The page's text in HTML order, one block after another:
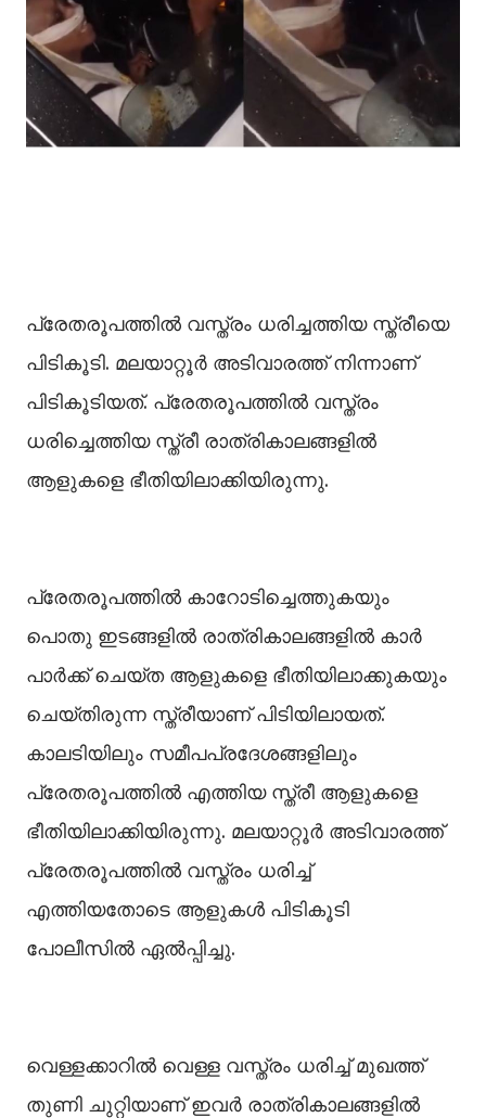
പ്രേതരൂപത്തില്‍ വസ്ത്രം ധരിച്ചത്തിയ സ്ത്രീയെ
പിടികൂടി. മലയാറ്റൂര്‍ അടിവാരത്ത് നിന്നാണ്
പിടികൂടിയത്. പ്രേതരൂപത്തില്‍ വസ്ത്രം
ധരിച്ചെത്തിയ സ്ത്രീ രാത്രികാലങ്ങളില്‍
ആളുകളെ ഭീതിയിലാക്കിയിരുന്നു.
പ്രേതരൂപത്തില്‍ കാറോടിച്ചെത്തുകയും
പൊതു ഇടങ്ങളില്‍ രാത്രികാലങ്ങളില്‍ കാര്‍
പാര്‍ക്ക് ചെയ്ത ആളുകളെ ഭീതിയിലാക്കുകയും
ചെയ്തിരുന്ന സ്ത്രീയാണ് പിടിയിലായത്.
കാലടിയിലും സമീപപ്രദേശങ്ങളിലും
പ്രേതരൂപത്തില്‍ എത്തിയ സ്ത്രീ ആളുകളെ
ഭീതിയിലാക്കിയിരുന്നു. മലയാറ്റൂര്‍ അടിവാരത്ത്
പ്രേതരൂപത്തില്‍ വസ്ത്രം ധരിച്ച്
എത്തിയതോടെ ആളുകള്‍ പിടികൂടി
പോലീസില്‍ ഏല്‍പ്പിച്ചു.
വെള്ളക്കാറില്‍ വെള്ള വസ്ത്രം ധരിച്ച് മുഖത്ത്
തുണി ചുറ്റിയാണ് ഇവര്‍ രാത്രികാലങ്ങളില്‍